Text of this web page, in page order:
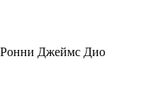
Ронни Джеймс Дио